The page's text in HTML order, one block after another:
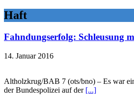
Haft
Fahndungserfolg: Schleusung
14. Januar 2016
Altholzkrug/BAB 7 (ots/bno) – Es war
der Bundespolizei auf der [...]